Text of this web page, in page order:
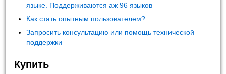
языке. Поддерживаются аж 96 языков
Как стать опытным пользователем?
Запросить консультацию или помощь технической
поддержки
Купить